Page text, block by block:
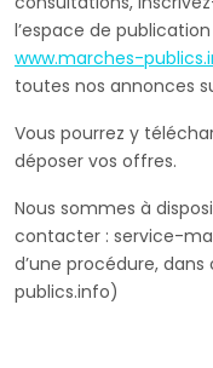
l’espace de
www.marches-
toutes nos annonces
Vous pourrez y
déposer vos offres.
Nous sommes à
contacter : service-
d’une procédure,
publics.info)